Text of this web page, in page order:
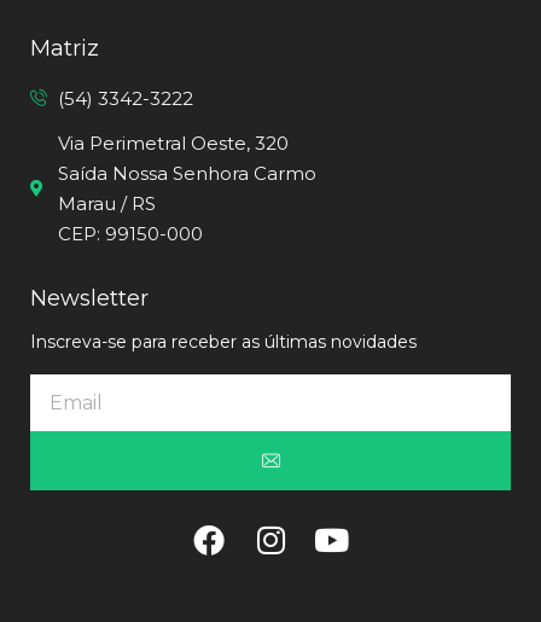
Matriz
(54) 3342-3222
Via Perimetral Oeste, 320
Saída Nossa Senhora Carmo
Marau / RS
CEP: 99150-000
Newsletter
Inscreva-se para receber as últimas novidades